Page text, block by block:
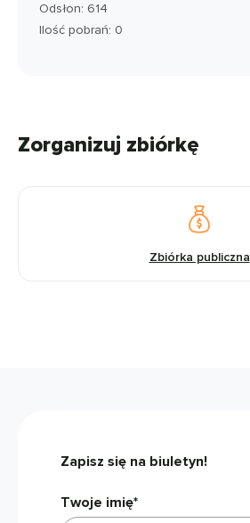
Odsłon: 614
Ilość pobrań: 0
Zorganizuj zbiórkę
Zbiórka publiczna
Zapisz się na biuletyn!
Twoje imię*